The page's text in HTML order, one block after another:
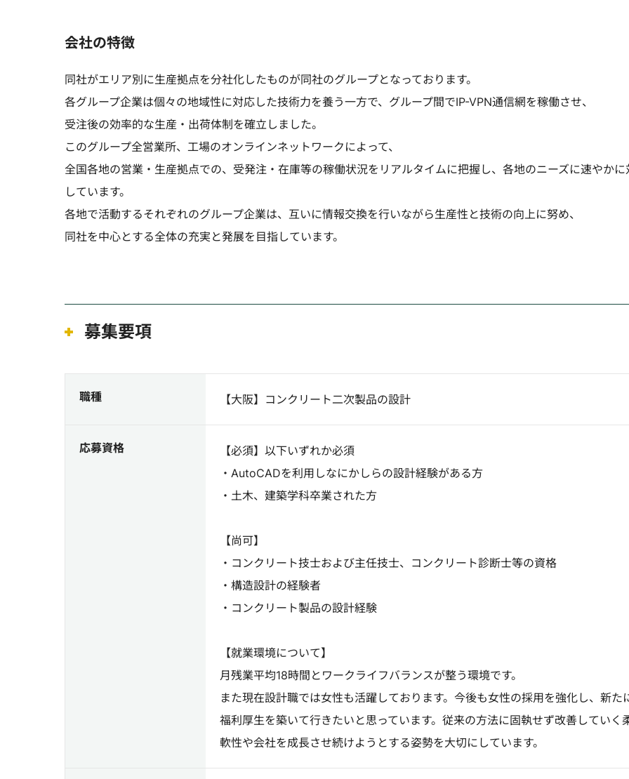
会社の特徴
同社がエリア別に生産拠点を分社化したものが同社のグループとなっております。
各グループ企業は個々の地域性に対応した技術力を養う一方で、グループ間でIP-VPN通信網を稼働させ、
受注後の効率的な生産・出荷体制を確立しました。
このグループ全営業所、工場のオンラインネットワークによって、
全国各地の営業・生産拠点での、受発注・在庫等の稼働状況をリアルタイムに把握し、各地のニーズに速やかに
しています。
各地で活動するそれぞれのグループ企業は、互いに情報交換を行いながら生産性と技術の向上に努め、
同社を中心とする全体の充実と発展を目指しています。
募集要項
職種 【大阪】コンクリート二次製品の設計
応募資格
【必須】以下いずれか必須
・AutoCADを利用しなにかしらの設計経験がある方
・土木、建築学科卒業された方
【尚可】
・コンクリート技士および主任技士、コンクリート診断士等の資格
・構造設計の経験者
・コンクリート製品の設計経験
【就業環境について】
月残業平均18時間とワークライフバランスが整う環境です。
また現在設計職では女性も活躍しております。今後も女性の採用を強化し、新た
福利厚生を築いて行きたいと思っています。従来の方法に固執せず改善していく
軟性や会社を成長させ続けようとする姿勢を大切にしています。